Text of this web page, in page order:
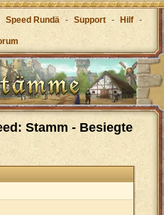
Speed Rundä - Support - Hilf -
Stamm - Besiegte